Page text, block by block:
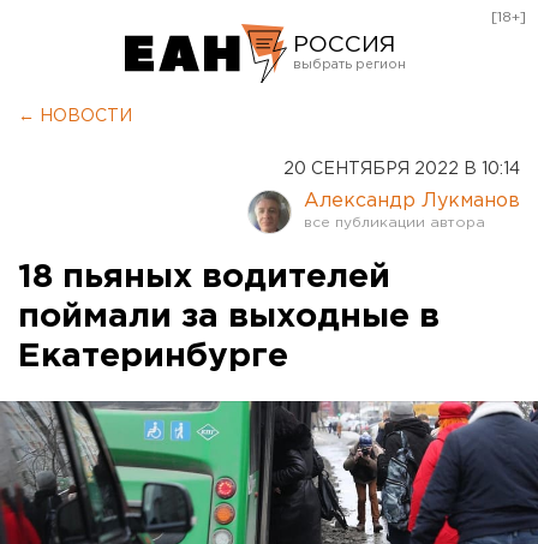
РОССИЯ
Оренбург
[18+]
← НОВОСТИ
20 СЕНТЯБРЯ 2022 В 10:14
Александр Лукманов
18 пьяных водителей
поймали за выходные в
Екатеринбурге